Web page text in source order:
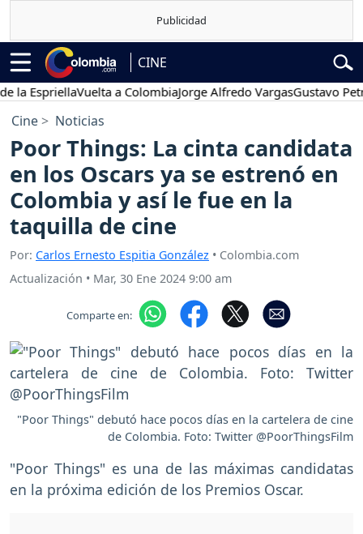
CINE
Vuelta a ColombiaJorge Alfredo VargasGustavo Petro
Cine Noticias
Poor Things: La cinta candidata
en los Oscars ya se estrenó en
Colombia y así le fue en la
taquilla de cine
Por: Carlos Ernesto Espitia González • Colombia.com
Actualización • Mar, 30 Ene 2024 9:00 am
Comparte en:
"Poor Things" debutó hace pocos días en la cartelera de cine
de Colombia. Foto: Twitter @PoorThingsFilm
"Poor Things" es una de las máximas candidatas
en la próxima edición de los Premios Oscar.